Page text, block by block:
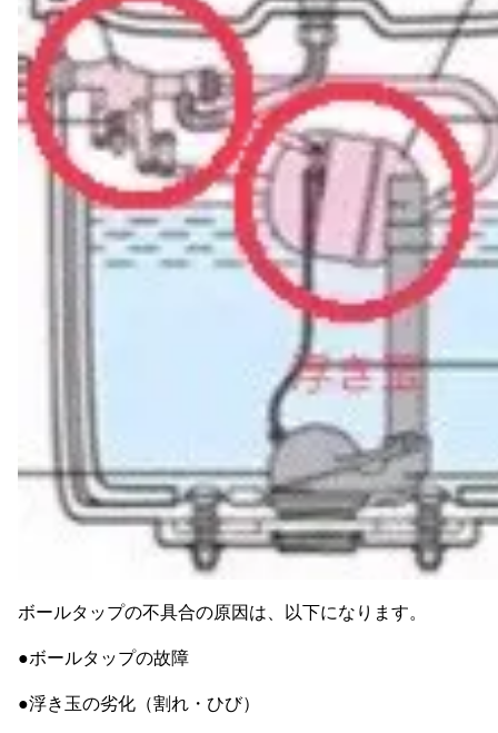
ボールタップの不具合の原因は、以下になります。
●ボールタップの故障
●浮き玉の劣化（割れ・ひび）